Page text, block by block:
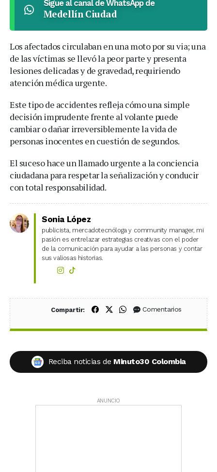
Sigue al canal de WhatsApp de
Medellín Ciudad
Los afectados circulaban en una moto por su via; una
de las víctimas se llevó la peor parte y presenta
lesiones delicadas y de gravedad, requiriendo
atención médica urgente.
Este tipo de accidentes refleja cómo una simple
decisión imprudente frente al volante puede
cambiar o dañar irreversiblemente la vida de
personas inocentes en cuestión de segundos.
El suceso hace un llamado urgente a la conciencia
ciudadana para respetar la señalización y conducir
con total responsabilidad.
Sonia López
publicista, mercadotecnóloga y community manager, mi
pasión es entrelazar estrategias creativas con el poder
de la comunicación para ayudar a las personas y contar
sus valiosas historias.
Compartir: Compartir en Facebook
Compartir en X (Twitter)
Compartir en WhatsApp
Comentarios
Reciba noticias de Minuto30 Colombia
ANUNCIO